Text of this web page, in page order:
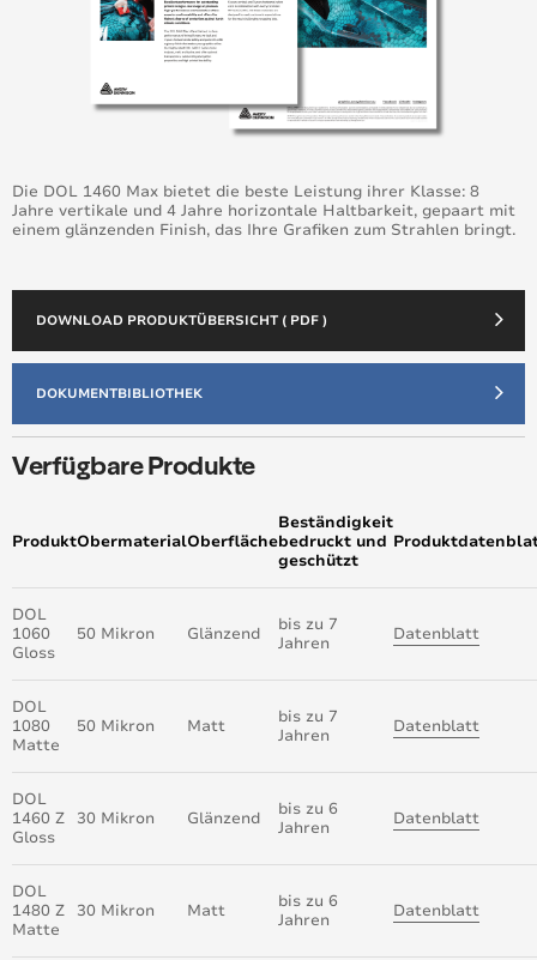
Die DOL 1460 Max bietet die beste Leistung ihrer Klasse: 8
Jahre vertikale und 4 Jahre horizontale Haltbarkeit, gepaart mit
einem glänzenden Finish, das Ihre Grafiken zum Strahlen bringt.
DOWNLOAD PRODUKTÜBERSICHT ( PDF )
DOKUMENTBIBLIOTHEK
Verfügbare Produkte
ProduktObermaterialOberfläche
Beständigkeit
bedruckt und
geschützt
DOL
1060
Gloss
50 Mikron Glänzend
bis zu 7
Jahren
Datenblatt
DOL
1080
Matte
50 Mikron Matt
bis zu 7
Jahren
Datenblatt
DOL
1460 Z
Gloss
30 Mikron Glänzend
bis zu 6
Jahren
Datenblatt
DOL
1480 Z
Matte
30 Mikron Matt
bis zu 6
Jahren
Datenblatt